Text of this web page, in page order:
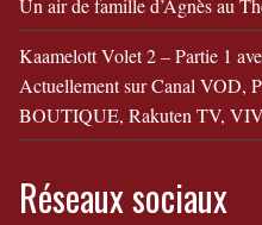
Un air de famille d’Agnès au
Kaamelott Volet 2 – Partie 1
Actuellement sur Canal VOD,
BOUTIQUE, Rakuten TV,
Réseaux sociaux